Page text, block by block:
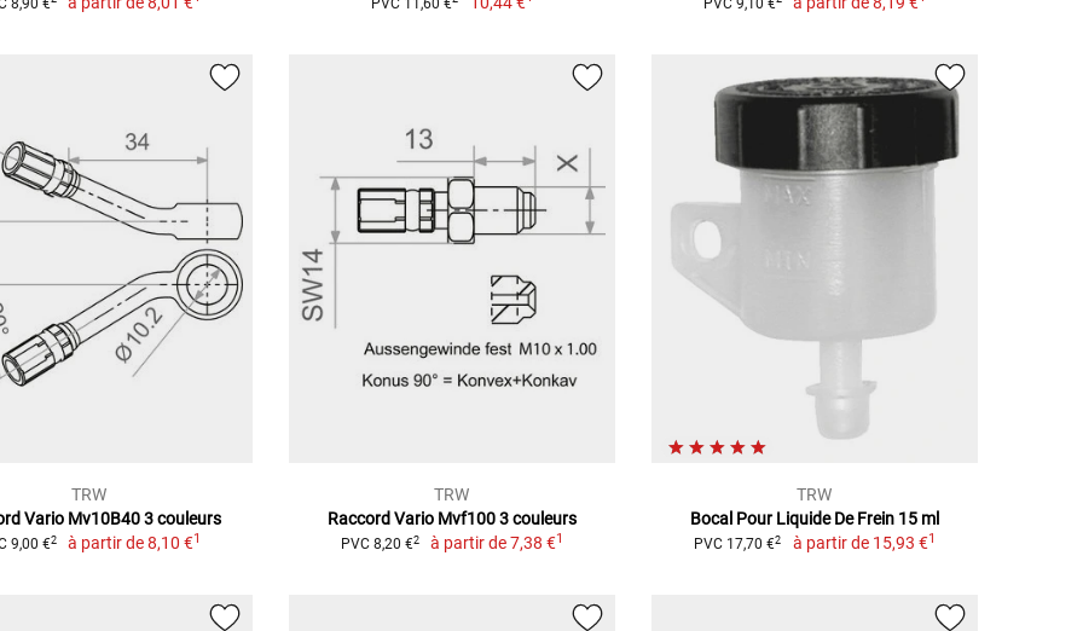
TRW
Vario Mv10B40 3 couleurs
9,00 €2 à partir de8,10 €1
TRW
Raccord Vario Mvf100 3 couleurs
PVC 8,20 €2 à partir de7,38 €1
TRW
Bocal Pour Liquide De Frein 15 ml
PVC 17,70 €2 à partir de 15,93 €1